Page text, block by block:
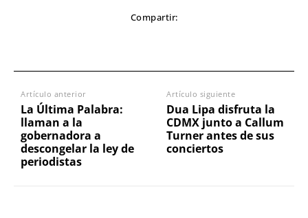
Compartir:
Artículo anterior
La Última Palabra:
llaman a la
gobernadora a
descongelar la ley de
periodistas
Artículo siguiente
Dua Lipa disfruta la
CDMX junto a Callum
Turner antes de sus
conciertos